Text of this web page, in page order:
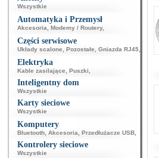
Wszystkie
Automatyka i Przemysł
Akcesoria Modemy / Routery,
Części serwisowe
Układy scalone Pozostałe Gniazda RJ45
Elektryka
Kable zasilające Puszki
Inteligentny dom
Wszystkie
Karty sieciowe
Wszystkie
Komputery
Bluetooth Akcesoria Przedłużacze USB
Kontrolery sieciowe
Wszystkie